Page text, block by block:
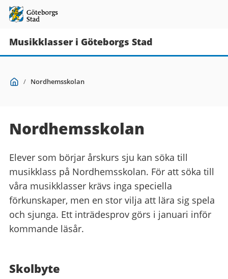
Musikklasser i Göteborgs Stad
Du Start
/ Nordhemsskolan
Nordhemsskolan
Elever som börjar årskurs sju kan söka till
musikklass på Nordhemsskolan. För att söka till
våra musikklasser krävs inga speciella
förkunskaper, men en stor vilja att lära sig spela
och sjunga. Ett inträdesprov görs i januari inför
kommande läsår.
Skolbyte